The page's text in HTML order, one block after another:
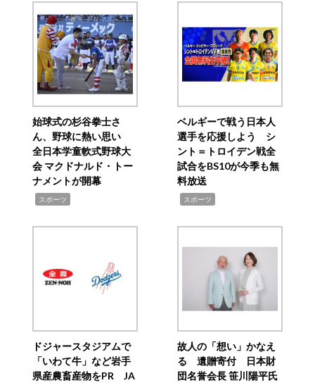
始球式の杉谷拳士さ
ん、野球に熱い思い
全日本学童軟式野球大
会 マクドナルド・トー
ナメントが開幕
スポーツ
ベルギーで戦う日本人
選手を応援しよう シ
ント＝トロイデン戦全
試合をBS10が今季も無
料放送
スポーツ
ドジャースタジアムで
「いわて牛」など岩手
県産農畜産物をPR JA
故人の「想い」かなえ
る 遺贈寄付 日本財
団名誉会長 笹川陽平氏